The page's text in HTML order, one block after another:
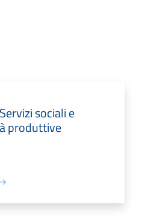
sociali e
produttive